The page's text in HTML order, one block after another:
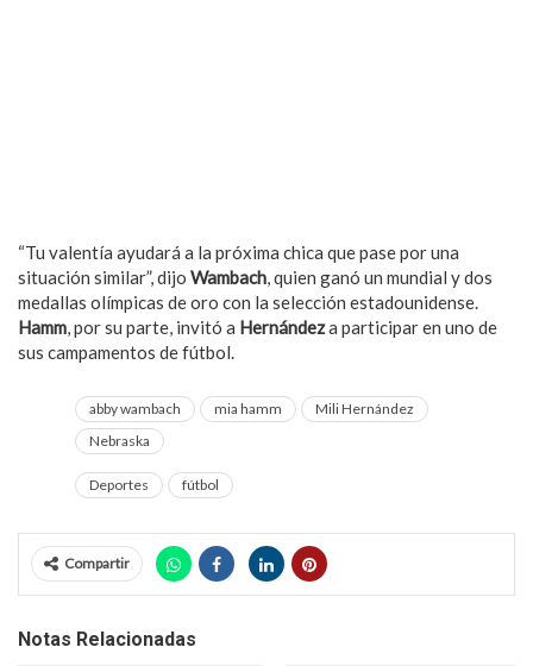
“Tu valentía ayudará a la próxima chica que pase por una
situación similar”, dijo Wambach, quien ganó un mundial y dos
medallas olímpicas de oro con la selección estadounidense.
Hamm, por su parte, invitó a Hernándeza participar en uno de
sus campamentos de fútbol.
abby wambach mia hamm
Mili Hernández
Nebraska
Deportes fútbol
Compartir
Notas Relacionadas